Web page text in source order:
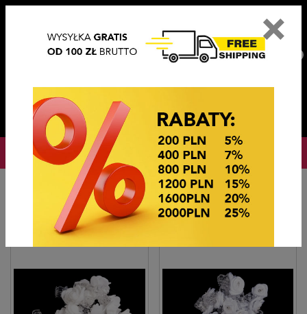
OKAZJE CENOWE
Hair accessories Mini szczęka
×